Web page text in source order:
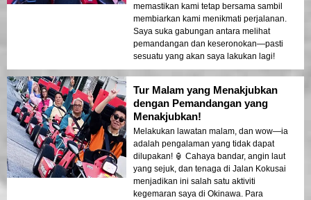
memastikan kami tetap bersama sambil
membiarkan kami menikmati perjalanan.
Saya suka gabungan antara melihat
pemandangan dan keseronokan—pasti
sesuatu yang akan saya lakukan lagi!
Tur Malam yang Menakjubkan
dengan Pemandangan yang
Menakjubkan!
Melakukan lawatan malam, dan wow—ia
adalah pengalaman yang tidak dapat
dilupakan! 🏮 Cahaya bandar, angin laut
yang sejuk, dan tenaga di Jalan Kokusai
menjadikan ini salah satu aktiviti
kegemaran saya di Okinawa. Para